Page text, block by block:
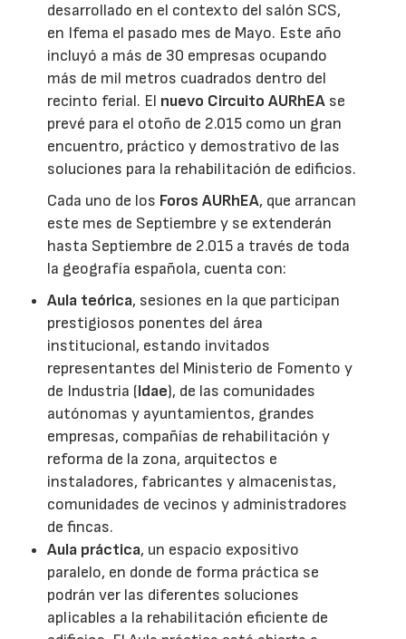
desarrollado en el contexto del salón SCS,
en Ifema el pasado mes de Mayo. Este año
incluyó a más de 30 empresas ocupando
más de mil metros cuadrados dentro del
recinto ferial. El nuevo Circuito AURhEA se
prevé para el otoño de 2.015 como un gran
encuentro, práctico y demostrativo de las
soluciones para la rehabilitación de edificios.
Cada uno de los Foros AURhEA, que arrancan
este mes de Septiembre y se extenderán
hasta Septiembre de 2.015 a través de toda
la geografía española, cuenta con:
Aula teórica, sesiones en la que participan
prestigiosos ponentes del área
institucional, estando invitados
representantes del Ministerio de Fomento y
de Industria (Idae), de las comunidades
autónomas y ayuntamientos, grandes
empresas, compañías de rehabilitación y
reforma de la zona, arquitectos e
instaladores, fabricantes y almacenistas,
comunidades de vecinos y administradores
de fincas.
Aula práctica, un espacio expositivo
paralelo, en donde de forma práctica se
podrán ver las diferentes soluciones
aplicables a la rehabilitación eficiente de